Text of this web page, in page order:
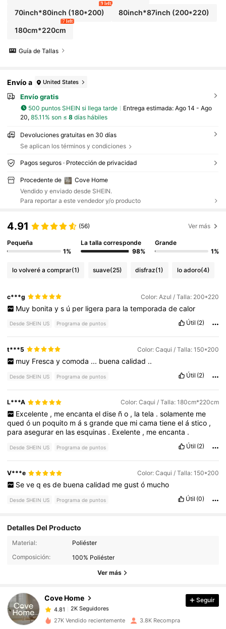
70inch*80inch (180*200)
9 left
80inch*87inch (200*220)
180cm*220cm
7 left
Guía de Tallas
Envío a United States
Envío gratis
500 puntos SHEIN si llega tarde Entrega estimada: Ago 14 - Ago
20, 85.11% son ≤ 8días hábiles
Devoluciones gratuitas en 30 días
Se aplican los términos y condiciones
Pagos seguros · Protección de privacidad
Procedente de
Cove Home
Vendido y enviado desde SHEIN.
Para reportar a este vendedor y/o producto
4.91 (56) Ver más
Pequeña
1%
La talla corresponde
98%
Grande
1%
lo volveré a comprar(1) suave(25) disfraz(1) lo adoro(4)
c***g Color: Azul / Talla: 200*220
Muy bonita y s ú per ligera para la temporada de calor
Desde SHEIN US Programa de puntos Útil (2)
t***5 Color: Caqui / Talla: 150*200
muy Fresca y comoda ... buena calidad ..
Desde SHEIN US Programa de puntos Útil (2)
L***A Color: Caqui / Talla: 180cm*220cm
Excelente , me encanta el dise ñ o , la tela . solamente me
quedó un poquito másgrandeque micamatieneelástico ,
paraaseguraren lasesquinas . Exelente , meencanta .
Desde SHEIN US Programa de puntos Útil (2)
V***e Color: Caqui / Talla: 150*200
Se ve q es de buena calidad me gust ó mucho
Desde SHEIN US Programa de puntos Útil (0)
Detalles Del Producto
Material:
Poliéster
Composición:
100% Poliéster
Ver más
Cove Home
2K Seguidores
2K Seguidores
l***epagóHace 1 día
Seguir
27K Vendido recientemente 3.8K Recompra